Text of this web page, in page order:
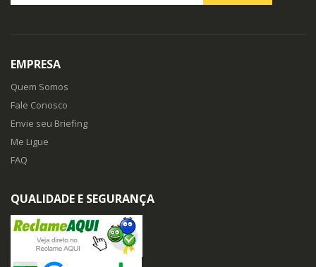
EMPRESA
Quem Somos
Fale Conosco
Envie seu Briefing
Me Ligue
FAQ
QUALIDADE E SEGURANÇA